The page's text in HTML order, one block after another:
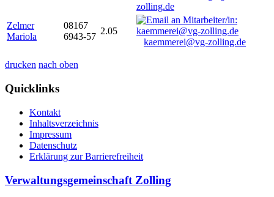
zolling.de
Zelmer
Mariola
08167
6943-57
2.05
kaemmerei@vg-zolling.de
drucken nach oben
Quicklinks
Kontakt
Inhaltsverzeichnis
Impressum
Datenschutz
Erklärung zur Barrierefreiheit
Verwaltungsgemeinschaft Zolling